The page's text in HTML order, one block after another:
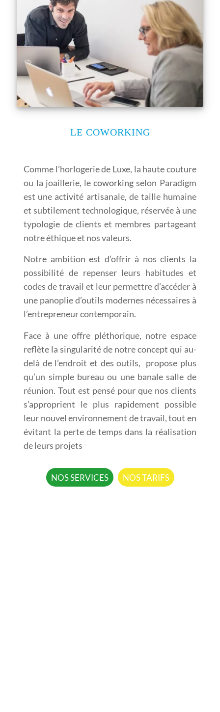
LE COWORKING
Comme l’horlogerie de Luxe, la haute couture
ou la joaillerie, lecoworking selon Paradigm
est une activité artisanale, de taille humaine
et subtilement technologique, réservée à une
typologie de clients et membres partageant
notre éthique et nos valeurs.
Notre ambition est d’offrir à nos clients la
possibilité de repenser leurs habitudes et
codes de travail et leur permettre d’accéder à
une panoplie d’outils modernes nécessaires à
l’entrepreneur contemporain.
Face à une offre pléthorique, notre espace
reflète la singularité de notre concept qui au-
delà de l’endroit et des outils, propose plus
qu’un simple bureau ou une banale salle de
réunion. Tout est pensé pour que nos clients
s’approprient le plus rapidement possible
leur nouvel environnement de travail, tout en
évitant la perte de temps dans la réalisation
de leurs projets
NOS SERVICES NOS TARIFS